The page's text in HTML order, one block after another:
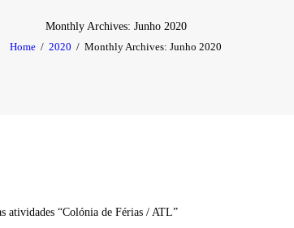
Monthly Archives: Junho 2020
Home
2020 Monthly Archives: Junho 2020